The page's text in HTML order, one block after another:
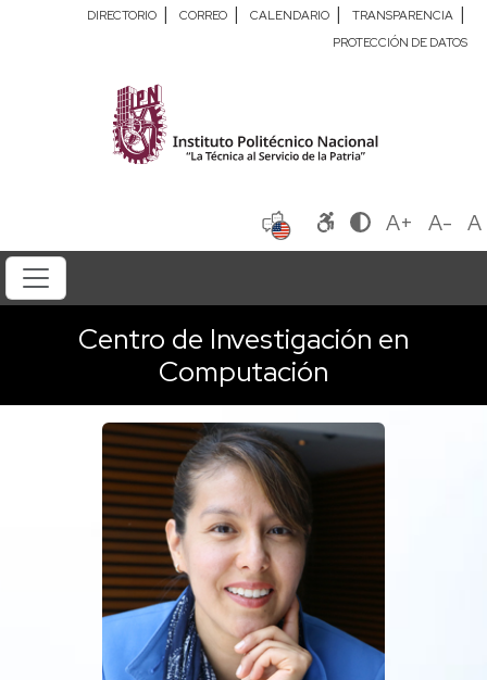
DIRECTORIO | CORREO | CALENDARIO | TRANSPARENCIA |
PROTECCIÓN DE DATOS
A+ A- A
Centro de Investigación en
Computación